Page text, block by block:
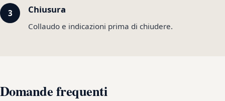
Chiusura
Collaudo e indicazioni prima di chiudere.
Domande frequenti